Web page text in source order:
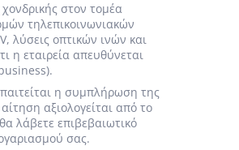
στον τομέα
τηλεπικοινωνιακών
λύσεις οπτικών ινών και
η εταιρεία απευθύνεται
η συμπλήρωση της
αξιολογείται από το
λάβετε επιβεβαιωτικό
σας.